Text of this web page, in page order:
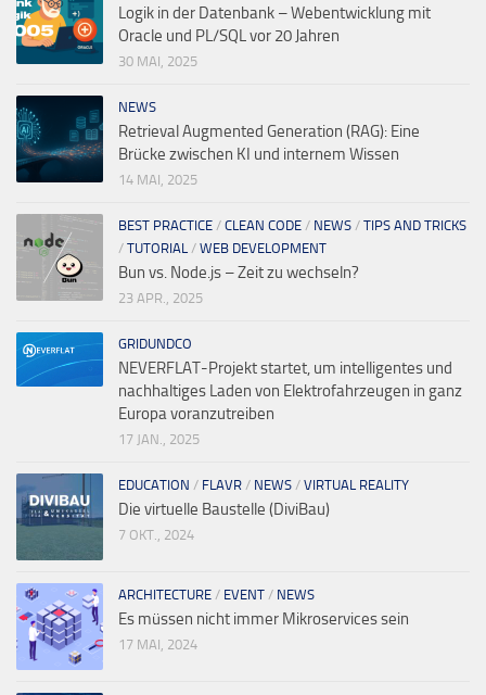
Logik in der Datenbank – Webentwicklung mit
Oracle und PL/SQL vor 20 Jahren
30 MAI, 2025
NEWS
Retrieval Augmented Generation (RAG): Eine
Brücke zwischen KI und internem Wissen
14 MAI, 2025
BEST PRACTICE / CLEAN CODE / NEWS / TIPS AND TRICKS
/ TUTORIAL / WEB DEVELOPMENT
Bun vs. Node.js – Zeit zu wechseln?
23 APR., 2025
GRIDUNDCO
NEVERFLAT-Projekt startet, um intelligentes und
nachhaltiges Laden von Elektrofahrzeugen in ganz
Europa voranzutreiben
17 JAN., 2025
EDUCATION / FLAVR / NEWS / VIRTUAL REALITY
Die virtuelle Baustelle (DiviBau)
7 OKT., 2024
ARCHITECTURE / EVENT / NEWS
Es müssen nicht immer Mikroservices sein
17 MAI, 2024